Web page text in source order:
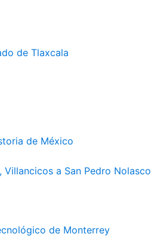
de Tlaxcala
de México
Villancicos a San Pedro Nolasco
de Monterrey